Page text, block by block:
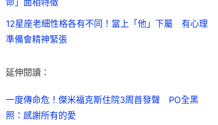
12星座老細性格各有不同！當上「他」下屬 有心理
準備會精神緊張
延伸閱讀：
一度傳命危！傑米福克斯住院3周首發聲　PO全黑
照：感謝所有的愛